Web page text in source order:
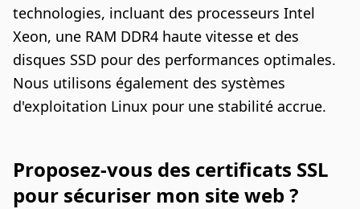
technologies, incluant des processeurs Intel
Xeon, une RAM DDR4 haute vitesse et des
disques SSD pour des performances optimales.
Nous utilisons également des systèmes
d'exploitation Linux pour une stabilité accrue.
Proposez-vous des certificats SSL
pour sécuriser mon site web ?